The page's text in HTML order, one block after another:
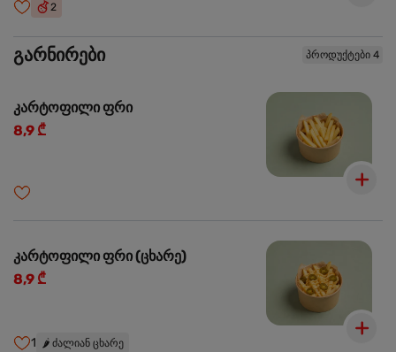
2
გარნირები პროდუქტები 4
კარტოფილი ფრი
8,9 ₾
კარტოფილი ფრი (ცხარე)
8,9 ₾
1 🌶️ ძალიან ცხარე